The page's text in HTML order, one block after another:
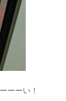
ーーい！